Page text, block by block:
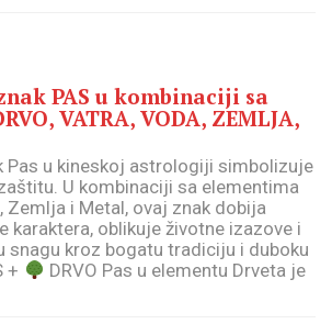
PAS u kombinaciji sa
VATRA, VODA, ZEMLJA,
Pas u kineskoj astrologiji simbolizuje
U kombinaciji sa elementima
Zemlja i Metal, ovaj znak dobija
karaktera, oblikuje životne izazove i
snagu kroz bogatu tradiciju i duboku
+
DRVO Pas u elementu Drveta je